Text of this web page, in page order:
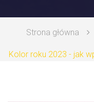
Strona główna
Kolor roku 2023 - jak